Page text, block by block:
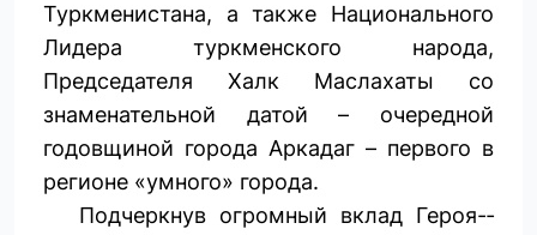
Туркменистана, а также Национального
Лидера туркменского народа,
Председателя Халк Маслахаты со
знаменательной датой – очередной
годовщиной города Аркадаг – первого в
регионе «умного» города.
Подчеркнув огромный вклад Героя-­